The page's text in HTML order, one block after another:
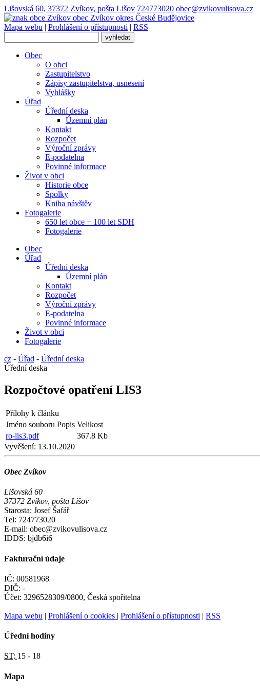
Lišovská 60, 37372 Zvíkov, pošta Lišov 724773020 obec@zvikovulisova.cz
obec Zvíkov okres České Budějovice
Mapa webu | Prohlášení o přístupnosti | RSS
Obec
O obci
Zastupitelstvo
Zápisy zastupitelstva, usnesení
Vyhlášky
Úřad
Úřední deska
Územní plán
Kontakt
Rozpočet
Výroční zprávy
E-podatelna
Povinné informace
Život v obci
Historie obce
Spolky
Kniha návštěv
Fotogalerie
650 let obce + 100 let SDH
Fotogalerie
Obec
Úřad
Úřední deska
Územní plán
Kontakt
Rozpočet
Výroční zprávy
E-podatelna
Povinné informace
Život v obci
Fotogalerie
cz - Úřad - Úřední deska
Úřední deska
Rozpočtové opatření LIS3
Přílohy k článku
Jméno souboru Popis Velikost
ro-lis3.pdf
367.8 Kb
Vyvěšení: 13.10.2020
Obec Zvíkov
Lišovská 60
37372 Zvíkov, pošta Lišov
Starosta: Josef Šafář
Tel: 724773020
E-mail: obec@zvikovulisova.cz
IDDS: bjdb6i6
Fakturační údaje
IČ: 00581968
DIČ: -
Účet: 3296528309/0800, Česká spořitelna
Mapa webu | Prohlášení o cookies | Prohlášení o přístupnosti | RSS
Úřední hodiny
ST: 15 - 18
Mapa